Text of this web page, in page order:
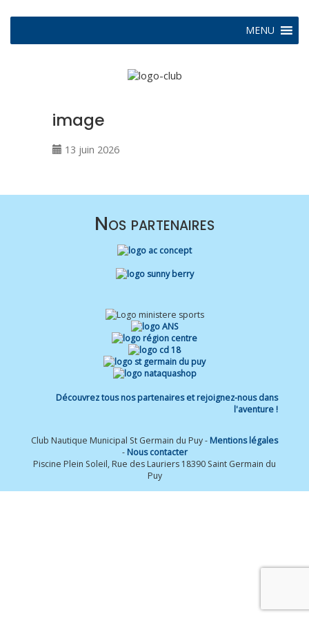
MENU
image
13 juin 2026
Nos partenaires
Découvrez tous nos partenaires et rejoignez-nous dans
l'aventure !
Club Nautique Municipal St Germain du Puy - Mentions légales
- Nous contacter
Piscine Plein Soleil, Rue des Lauriers 18390 Saint Germain du
Puy